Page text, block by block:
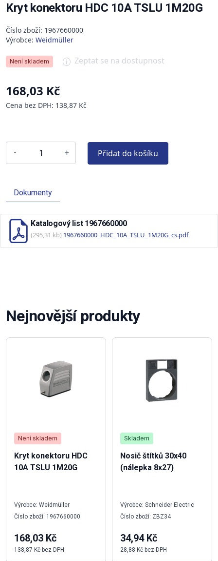
Kryt konektoru HDC 10A TSLU 1M20G
Číslo zboží: 1967660000
Výrobce: Weidmüller
Není skladem Zeptat se na dostupnost
168,03 Kč
Cena bez DPH: 138,87 Kč
- + Přidat do košíku
Dokumenty
Katalogový list 1967660000
(295,31 kb) 1967660000_HDC_10A_TSLU_1M20G_cs.pdf
Nejnovější produkty
Není skladem
Kryt konektoru HDC
10A TSLU 1M20G
Výrobce: Weidmüller
Číslo zboží: 1967660000
168,03 Kč
138,87 Kč bez DPH
Skladem
Nosič štítků 30x40
(nálepka 8x27)
Výrobce: Schneider Electric
Číslo zboží: ZBZ34
34,94 Kč
28,88 Kč bez DPH